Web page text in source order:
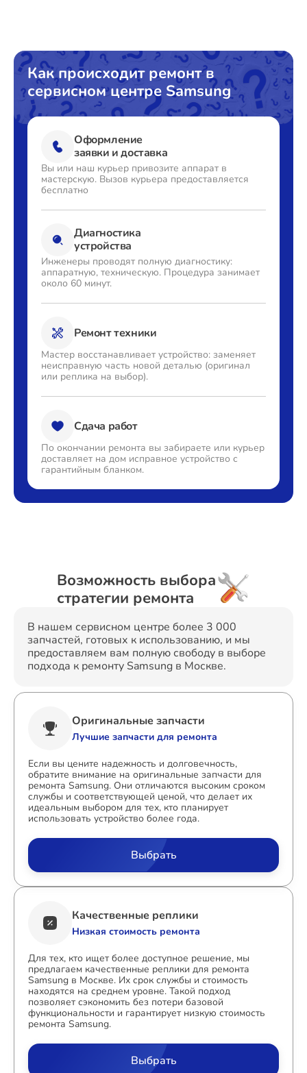
Как происходит ремонт в
сервисном центре Samsung
Оформление
заявки и доставка
Вы или наш курьер привозите аппарат в
мастерскую. Вызов курьера предоставляется
бесплатно
Диагностика
устройства
Инженеры проводят полную диагностику:
аппаратную, техническую. Процедура занимает
около 60 минут.
Ремонт техники
Мастер восстанавливает устройство: заменяет
неисправную часть новой деталью (оригинал
или реплика на выбор).
Сдача работ
По окончании ремонта вы забираете или курьер
доставляет на дом исправное устройство с
гарантийным бланком.
Возможность выбора
стратегии ремонта
В нашем сервисном центре более 3 000
запчастей, готовых к использованию, и мы
предоставляем вам полную свободу в выборе
подхода к ремонту Samsung в Москве.
Оригинальные запчасти
Лучшие запчасти для ремонта
Если вы цените надежность и долговечность,
обратите внимание на оригинальные запчасти для
ремонта Samsung. Они отличаются высоким сроком
службы и соответствующей ценой, что делает их
идеальным выбором для тех, кто планирует
использовать устройство более года.
Выбрать
Качественные реплики
Низкая стоимость ремонта
Для тех, кто ищет более доступное решение, мы
предлагаем качественные реплики для ремонта
Samsung в Москве. Их срок службы и стоимость
находятся на среднем уровне. Такой подход
позволяет сэкономить без потери базовой
функциональности и гарантирует низкую стоимость
ремонта Samsung.
Выбрать